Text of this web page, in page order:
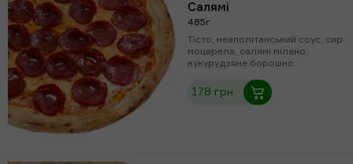
Салямі
485г
Тісто, неаполітанський соус, сир
моцарела, салямі мілано,
кукурудзяне борошно
178 грн